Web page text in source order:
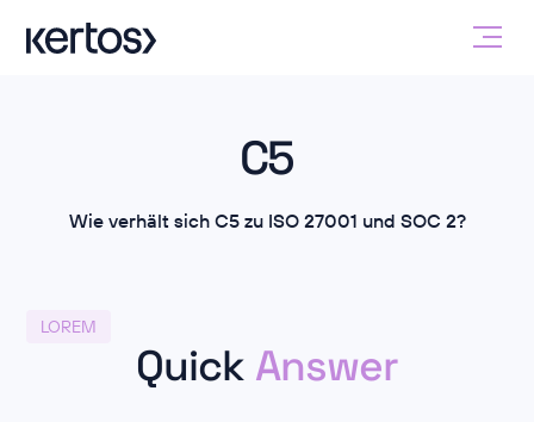
C5
Wie verhält sich C5 zu ISO 27001 und SOC 2?
LOREM
Quick Answer